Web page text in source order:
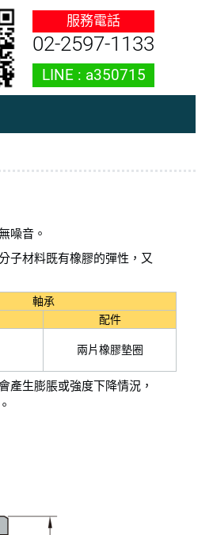
02-2597-1133
噪音。
子材料既有橡膠的彈性，又
軸承
配件
兩片橡膠墊圈
產生膨脹或強度下降情況，